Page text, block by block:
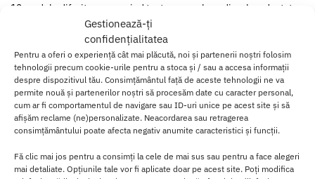
Gestionează-ți
confidențialitatea
Pentru a oferi o experiență cât mai plăcută, noi și partenerii noștri folosim
tehnologii precum cookie-urile pentru a stoca și / sau a accesa informații
despre dispozitivul tău. Consimțământul față de aceste tehnologii ne va
permite nouă și partenerilor noștri să procesăm date cu caracter personal,
cum ar fi comportamentul de navigare sau ID-uri unice pe acest site și să
afișăm reclame (ne)personalizate. Neacordarea sau retragerea
consimțământului poate afecta negativ anumite caracteristici și funcții.
Fă clic mai jos pentru a consimți la cele de mai sus sau pentru a face alegeri
mai detaliate. Opțiunile tale vor fi aplicate doar pe acest site. Poți modifica
12 modele diferite, ce cuprind toate semnele zodiacale, adaptate
elementului zodiei dumneavoastra, conducandu-va astfel intr-o
calatorie personalizata de placere!
Simte mai mult!
Set Horoscop Bijoux Indiscrets Leu: Piatra Carneol este
talismanul leilor! Activeaza fluxul de forta vitala, de energii
sexuale si creative, este un sustinator puternic pentru cei ce vor
sa-si recladeasca pasiunea. Balsamul cu ghimbir condimentat este
asociat cu elementul leilor – Focul, oferind energie si eliminand
tensiunea.